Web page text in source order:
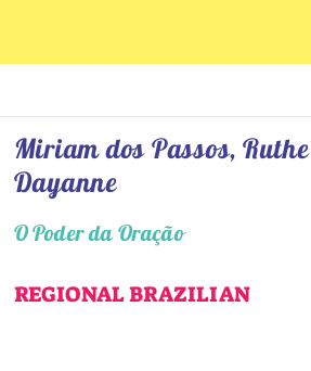
Miriam dos Passos, Ruthe
Dayanne
O Poder da Oração
REGIONAL BRAZILIAN